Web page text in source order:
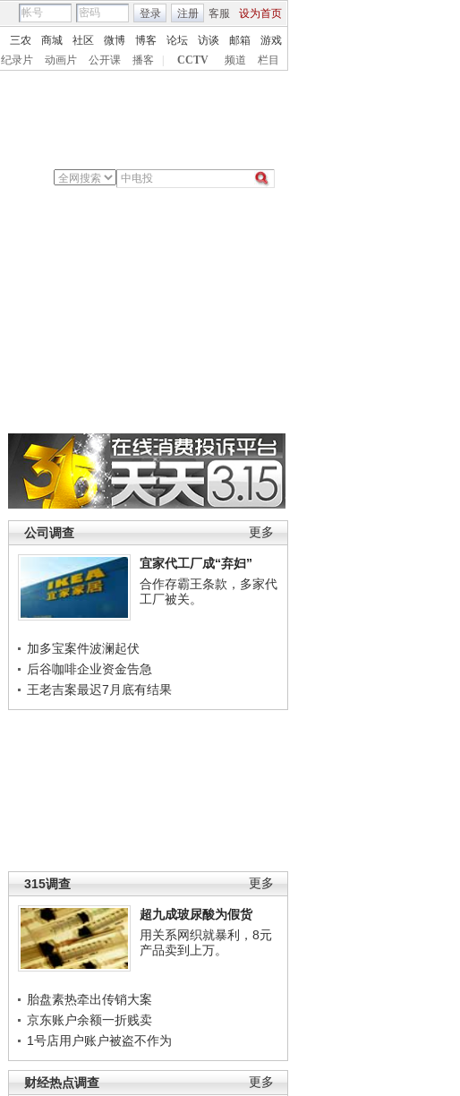
客服 设为首页
登录 注册
三农 商城 社区 微博 博客 论坛 访谈 邮箱
游戏
纪录片 动画片 公开课 播客 CCTV 频道 栏目
更多
公司调查
宜家代工厂成“弃妇”
合作存霸王条款，多家代
工厂被关。
加多宝案件波澜起伏
后谷咖啡企业资金告急
王老吉案最迟7月底有结果
更多
315调查
超九成玻尿酸为假货
用关系网织就暴利，8元
产品卖到上万。
胎盘素热牵出传销大案
京东账户余额一折贱卖
1号店用户账户被盗不作为
更多
财经热点调查